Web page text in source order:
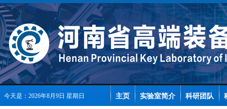
今天是：2026年8月9日 星期日 主页 实验室简介 科研团队